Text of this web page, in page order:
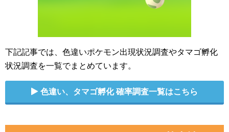
下記記事では、色違いポケモン出現状況調査やタマゴ孵化
状況調査を一覧でまとめています。
色違い、タマゴ孵化 確率調査一覧はこちら